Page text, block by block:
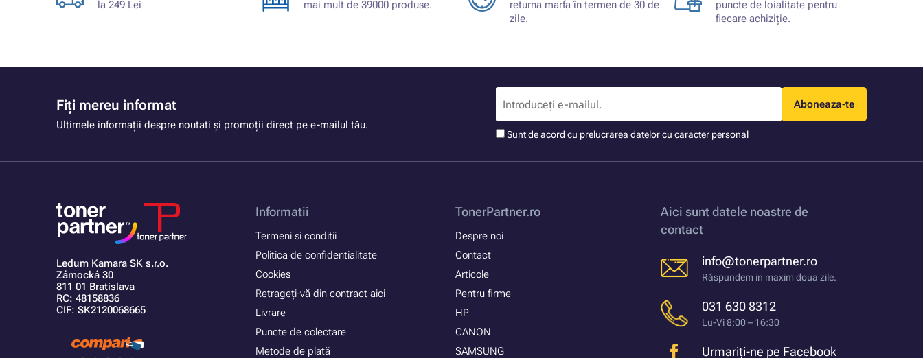
la 249 Lei
mai mult de 39000 produse.
returna marfa în termen de 30 de
zile.
puncte de loialitate pentru
fiecare achiziție.
Fiți mereu informat
Ultimele informații despre noutati și promoții direct pe e-mailul tău.
Aboneaza-te
Sunt de acord cu prelucrarea datelor cu caracter personal
Ledum Kamara SK s.r.o.
Zámocká 30
811 01 Bratislava
RC: 48158836
CIF: SK2120068665
Informatii
Termeni si conditii
Politica de confidentialitate
Cookies
Retrageți-vă din contract aici
Livrare
Puncte de colectare
Metode de plată
TonerPartner.ro
Despre noi
Contact
Articole
Pentru firme
HP
CANON
SAMSUNG
Aici sunt datele noastre de
contact
info@tonerpartner.ro
Răspundem in maxim doua zile.
031 630 8312
Lu-Vi 8:00 – 16:30
Urmariți-ne pe Facebook